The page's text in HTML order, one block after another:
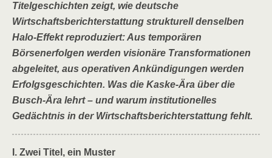
Titelgeschichten zeigt, wie deutsche
Wirtschaftsberichterstattung strukturell denselben
Halo-Effekt reproduziert: Aus temporären
Börsenerfolgen werden visionäre Transformationen
abgeleitet, aus operativen Ankündigungen werden
Erfolgsgeschichten. Was die Kaske-Ära über die
Busch-Ära lehrt – und warum institutionelles
Gedächtnis in der Wirtschaftsberichterstattung fehlt.
I. Zwei Titel, ein Muster